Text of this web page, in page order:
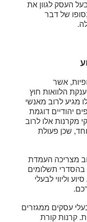
העסק לגוון את
של דבר
אשר
הלוואות חוץ
מגיע לרוב מאנשי
יהודיים דוגמת
מקרנות אלו לרוב
שכן פעולת
מצריכה העמדת
בהסדרי תשלומים
וליווי לבעלי
עסקים ממגזרים
קרנות קורת